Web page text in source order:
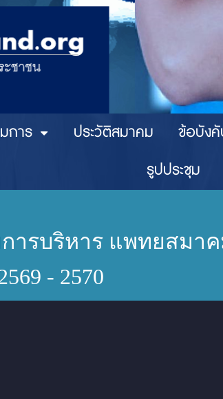
การ ประวัติสมาคม ข้อบัง
รูปประชุม
ารบริหาร แพทยสมา
- 2570